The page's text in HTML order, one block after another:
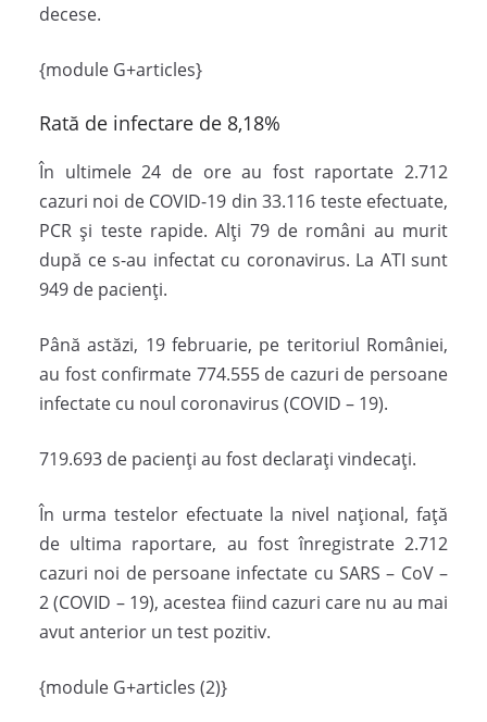
decese.
{module G+articles}
Rată de infectare de 8,18%
În ultimele 24 de ore au fost raportate 2.712
cazuri noi de COVID-19 din 33.116 teste efectuate,
PCR și teste rapide. Alți 79 de români au murit
după ce s-au infectat cu coronavirus. La ATI sunt
949 de pacienți.
Până astăzi, 19 februarie, pe teritoriul României,
au fost confirmate 774.555 de cazuri de persoane
infectate cu noul coronavirus (COVID – 19).
719.693 de pacienți au fost declarați vindecați.
În urma testelor efectuate la nivel național, față
de ultima raportare, au fost înregistrate 2.712
cazuri noi de persoane infectate cu SARS – CoV –
2 (COVID – 19), acestea fiind cazuri care nu au mai
avut anterior un test pozitiv.
{module G+articles (2)}